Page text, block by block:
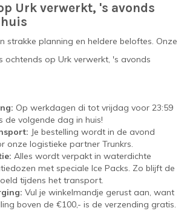
Urk verwerkt, 's avonds
strakke planning en heldere beloftes. Onze
ochtends op Urk verwerkt, 's avonds
Op werkdagen di tot vrijdag voor 23:59
de volgende dag in huis!
Je bestelling wordt in de avond
onze logistieke partner Trunkrs.
Alles wordt verpakt in waterdichte
met speciale Ice Packs. Zo blijft de
tijdens het transport.
Vul je winkelmandje gerust aan, want
boven de €100,- is de verzending gratis.